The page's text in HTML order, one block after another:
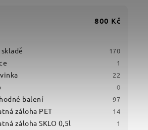
800 Kč
skladě 170
1
22
0
balení 97
záloha PET 14
záloha SKLO 0,5l 1